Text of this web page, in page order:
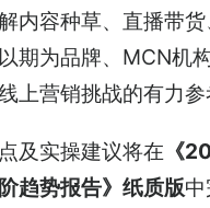
内容种草、直播带
期为品牌、MCN机
上营销挑战的有力参
及实操建议将在 《
趋势报告》纸质版